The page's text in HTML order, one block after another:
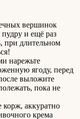
вершинок
и ещё раз
при длительном
нарежьте
ягоду, перед
выложите
пока не
аккуратно
крема